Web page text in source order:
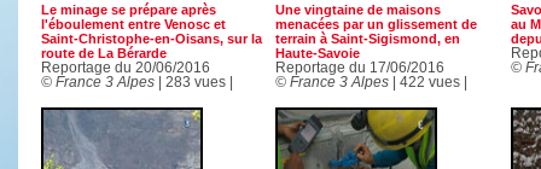
Le minage se prépare après
l'éboulement entre Venosc et
Saint-Christophe-en-Oisans, sur la
route de La Bérarde
Reportage du 20/06/2016
© France 3 Alpes| 283 vues |
Une vingtaine de maisons
menacées par un glissement de
terrain à Saint-Sigismond, en
Haute-Savoie
Reportage du 17/06/2016
© France 3 Alpes| 422 vues |
au
©